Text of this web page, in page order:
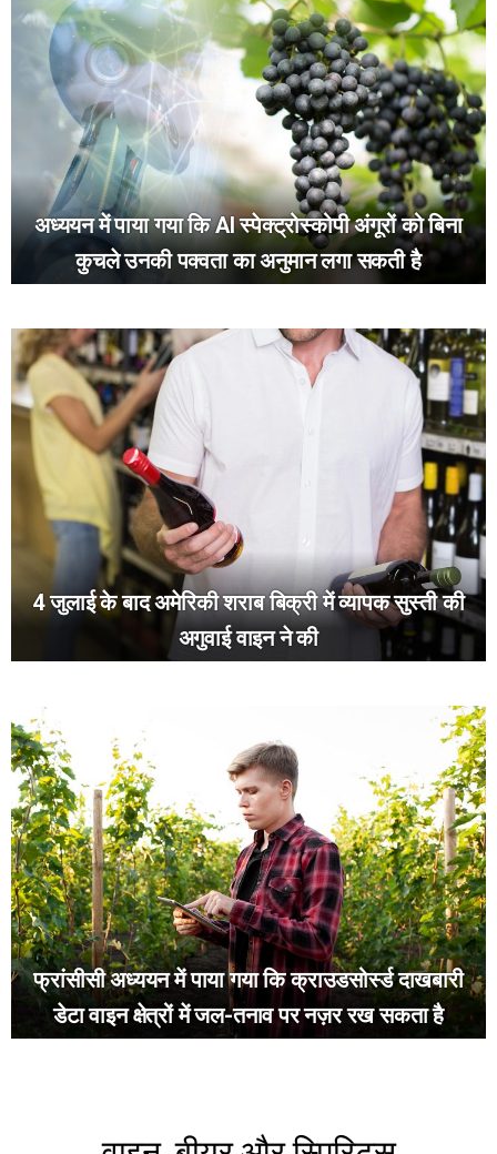
अध्ययन में पाया गया कि AI स्पेक्ट्रोस्कोपी अंगूरों को बिना
कुचले उनकी पक्वता का अनुमान लगा सकती है
4 जुलाई के बाद अमेरिकी शराब बिक्री में व्यापक सुस्ती की
अगुवाई वाइन ने की
फ्रांसीसी अध्ययन में पाया गया कि क्राउडसोर्स्ड दाखबारी
डेटा वाइन क्षेत्रों में जल-तनाव पर नज़र रख सकता है